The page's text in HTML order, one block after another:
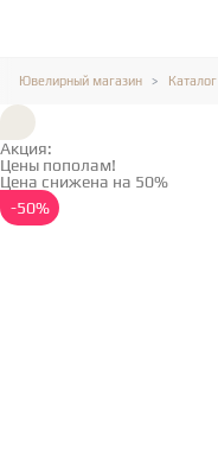
Ювелирный магазин Каталог
Акция:
Цены пополам!
Цена снижена на 50%
-50%